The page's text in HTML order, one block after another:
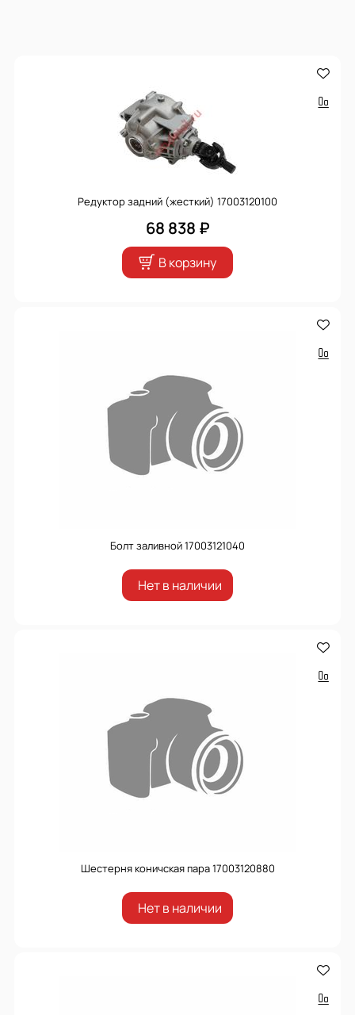
Редуктор задний (жесткий) 17003120100
68 838 ₽
В корзину
Болт заливной 17003121040
Нет в наличии
Шестерня коничская пара 17003120880
Нет в наличии